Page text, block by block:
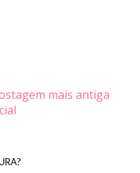
mais antiga